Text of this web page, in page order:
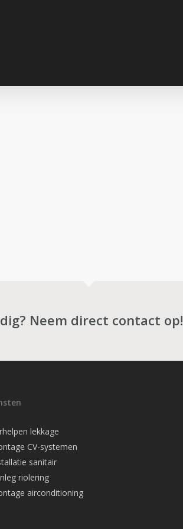
Neem direct contact op!
lekkage
CV-systemen
sanitair
riolering
airconditioning